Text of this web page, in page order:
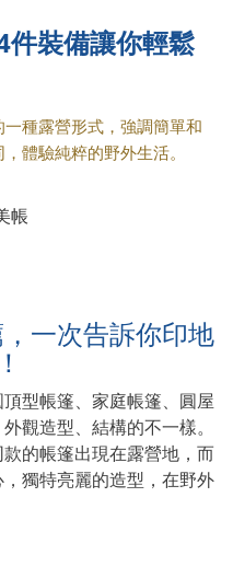
裝備讓你輕鬆
種露營形式，強調簡單和
體驗純粹的野外生活。
一次告訴你印地
型帳篷、家庭帳篷、圓屋
觀造型、結構的不一樣。
的帳篷出現在露營地，而
獨特亮麗的造型，在野外